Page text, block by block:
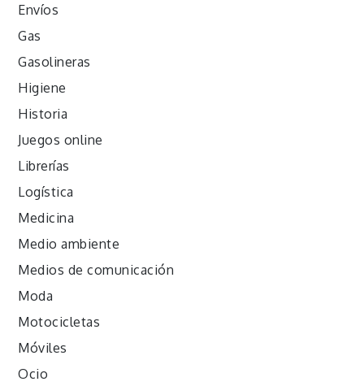
Envíos
Gas
Gasolineras
Higiene
Historia
Juegos online
Librerías
Logística
Medicina
Medio ambiente
Medios de comunicación
Moda
Motocicletas
Móviles
Ocio